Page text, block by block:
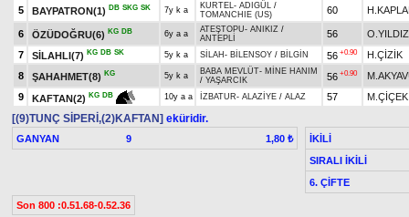
5 BAYPATRON(1) DB SKG SK 7y k a KURTEL- ADIGÜL /
TOMANCHIE (US)
60
6 ÖZÜDOĞRU(6) KG DB 6y a a ATEŞTOPU- ANIKIZ /
ANTEPLİ
56
O.YILDIZ
7
SİLAHLI(7) KG DB SK 5y k a SİLAH - BİLENSOY / BİLGİN 56 +0.90
H.ÇİZİK
8
ŞAHAHMET(8) KG 5y k a BABA MEVLÜT- MİNE HANIM
/ YAŞARCIK 56 +0.90
9
KAFTAN(2) KG DB 10y a a İZBATUR- ALAZİYE / ALAZ 57 M.ÇİÇEK
[(9)TUNÇ SİPERİ,(2)KAFTAN] eküridir.
GANYAN 9 1,80 ₺
İKİLİ
SIRALI İKİLİ
6. ÇİFTE
Son 800 :0.51.68-0.52.36